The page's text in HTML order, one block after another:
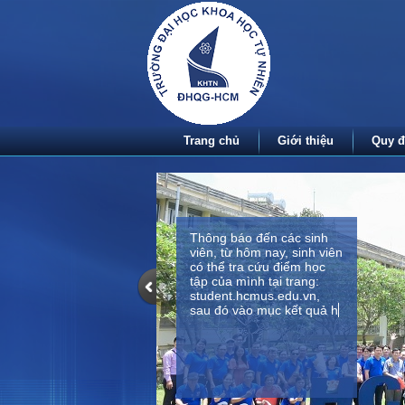
Thông báo đến các sinh
viên, từ hôm nay, sinh viên
có thể tra cứu điểm học
tập của mình tại trang:
student.hcmus.edu.vn,
sau đó vào mục kết quả
học tập để tra cứu kết quả
Trang chủ Giới thiệu Quy